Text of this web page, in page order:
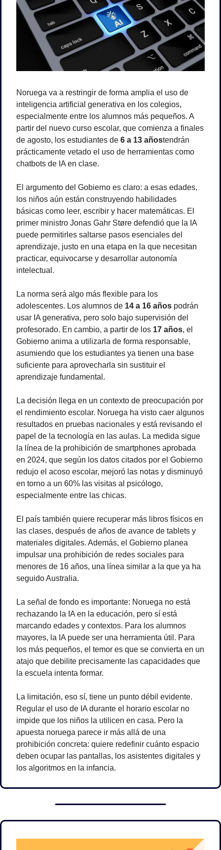
Noruega va a restringir de forma amplia el uso de
inteligencia artificial generativa en los colegios,
especialmente entre los alumnos más pequeños. A
partir del nuevo curso escolar, que comienza a finales
de agosto, los estudiantes de 6 a 13 añostendrán
prácticamente vetado el uso de herramientas como
chatbots de IA en clase.
El argumento del Gobierno es claro: a esas edades,
los niños aún están construyendo habilidades
básicas como leer, escribir y hacer matemáticas. El
primer ministro Jonas Gahr Støre defendió que la IA
puede permitirles saltarse pasos esenciales del
aprendizaje, justo en una etapa en la que necesitan
practicar, equivocarse y desarrollar autonomía
intelectual.
La norma será algo más flexible para los
adolescentes. Los alumnos de 14 a 16 años podrán
usar IA generativa, pero solo bajo supervisión del
profesorado. En cambio, a partir de los 17 años, el
Gobierno anima a utilizarla de forma responsable,
asumiendo que los estudiantes ya tienen una base
suficiente para aprovecharla sin sustituir el
aprendizaje fundamental.
La decisión llega en un contexto de preocupación por
el rendimiento escolar. Noruega ha visto caer algunos
resultados en pruebas nacionales y está revisando el
papel de la tecnología en las aulas. La medida sigue
la línea de la prohibición de smartphones aprobada
en 2024, que según los datos citados por el Gobierno
redujo el acoso escolar, mejoró las notas y disminuyó
en torno a un 60% las visitas al psicólogo,
especialmente entre las chicas.
El país también quiere recuperar más libros físicos en
las clases, después de años de avance de tablets y
materiales digitales. Además, el Gobierno planea
impulsar una prohibición de redes sociales para
menores de 16 años, una línea similar a la que ya ha
seguido Australia.
La señal de fondo es importante: Noruega no está
rechazando la IA en la educación, pero sí está
marcando edades y contextos. Para los alumnos
mayores, la IA puede ser una herramienta útil. Para
los más pequeños, el temor es que se convierta en un
atajo que debilite precisamente las capacidades que
la escuela intenta formar.
La limitación, eso sí, tiene un punto débil evidente.
Regular el uso de IA durante el horario escolar no
impide que los niños la utilicen en casa. Pero la
apuesta noruega parece ir más allá de una
prohibición concreta: quiere redefinir cuánto espacio
deben ocupar las pantallas, los asistentes digitales y
los algoritmos en la infancia.